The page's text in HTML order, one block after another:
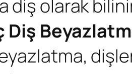
diş olarak
Diş